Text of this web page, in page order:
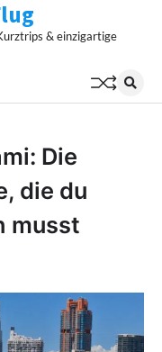
& einzigartige
Die
die du
musst